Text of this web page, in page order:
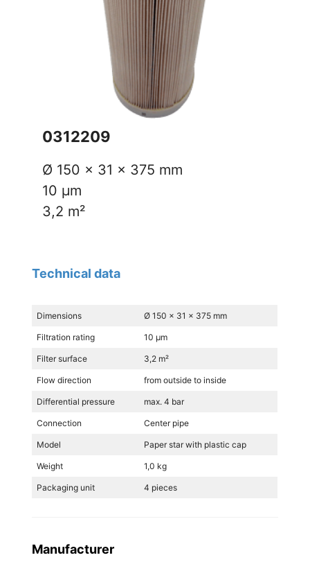
0312209
Ø 150 x 31 x 375 mm
10 µm
3,2 m²
Technical data
Dimensions Ø 150 x 31 x 375 mm
Filtration rating 10 µm
Filter surface 3,2 m²
Flow direction from outside to inside
Differential pressure max. 4 bar
Connection Center pipe
Model Paper star with plastic cap
Weight 1,0 kg
Packaging unit 4 pieces
Manufacturer